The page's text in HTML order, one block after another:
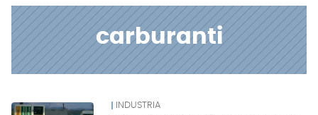
carburanti
News INDUSTRIA